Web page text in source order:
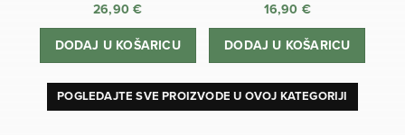
26,90€
DODAJ U KOŠARICU
16,90 €
DODAJ U KOŠARICU
POGLEDAJTE SVE PROIZVODE U OVOJ KATEGORIJI